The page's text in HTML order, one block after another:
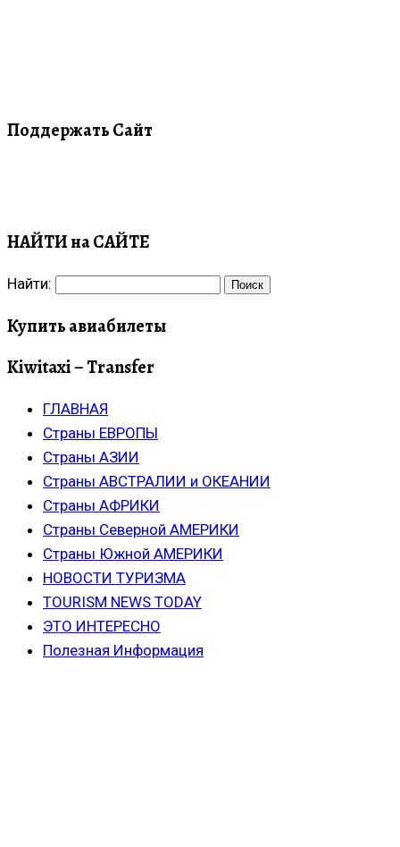
Поддержать Сайт
НАЙТИ на САЙТЕ
Найти:
Купить авиабилеты
Kiwitaxi – Transfer
ГЛАВНАЯ
Страны ЕВРОПЫ
Страны АЗИИ
Страны АВСТРАЛИИ и ОКЕАНИИ
Страны АФРИКИ
Страны Северной АМЕРИКИ
Страны Южной АМЕРИКИ
НОВОСТИ ТУРИЗМА
TOURISM NEWS TODAY
ЭТО ИНТЕРЕСНО
Полезная Информация